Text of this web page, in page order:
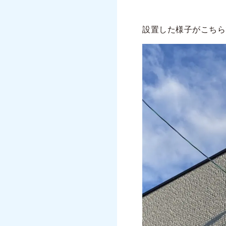
設置した様子がこち